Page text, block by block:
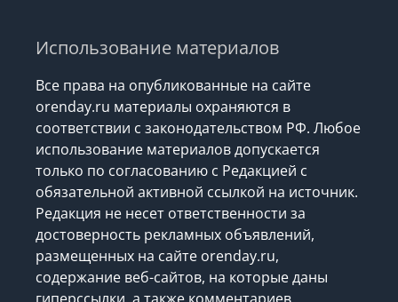
Использование материалов
Все права на опубликованные на сайте
orenday.ru материалы охраняются в
соответствии с законодательством РФ. Любое
использование материалов допускается
только по согласованию с Редакцией с
обязательной активной ссылкой на источник.
Редакция не несет ответственности за
достоверность рекламных объявлений,
размещенных на сайте orenday.ru,
содержание веб-сайтов, на которые даны